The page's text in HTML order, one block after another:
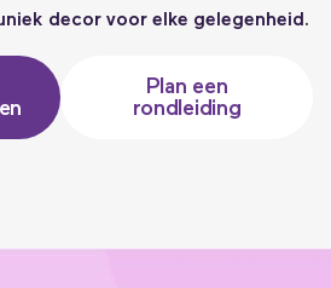
decor voor elke gelegenheid.
Plan een
rondleiding